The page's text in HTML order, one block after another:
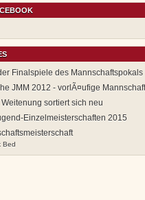
Finalspiele des Mannschaftspokals
JMM 2012 - vorlÃ¤ufige
sortiert sich neu
Einzelmeisterschaften 2015
Bed